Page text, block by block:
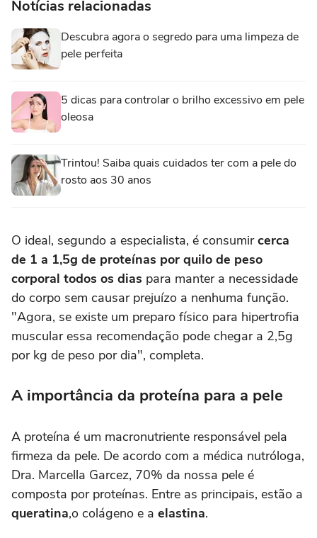
Notícias relacionadas
Descubra agora o segredo para uma limpeza de
pele perfeita
5 dicas para controlar o brilho excessivo em pele
oleosa
Trintou! Saiba quais cuidados ter com a pele do
rosto aos 30 anos
O ideal, segundo a especialista, é consumircerca
de 1 a 1,5g de proteínas por quilo de peso
corporal todos os dias para manter a necessidade
do corpo sem causar prejuízo a nenhuma função.
"Agora, se existe um preparo físico para hipertrofia
muscular essa recomendação pode chegar a 2,5g
por kg de peso por dia", completa.
A importância da proteína para a pele
A proteína é um macronutriente responsável pela
firmeza da pele. De acordo com a médica nutróloga,
Dra. Marcella Garcez, 70% da nossa pele é
composta por proteínas. Entre as principais, estão a
queratina,o colágeno e a elastina.